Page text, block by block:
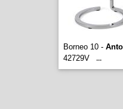
Borneo 10 -
42729V
...